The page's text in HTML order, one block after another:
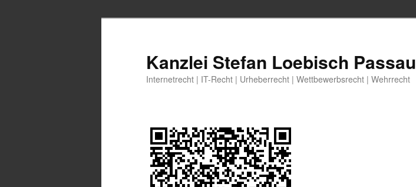
Kanzlei Stefan Loebisch Passau
Internetrecht | IT-Recht | Urheberrecht | Wettbewerbsrecht | Wehrrecht